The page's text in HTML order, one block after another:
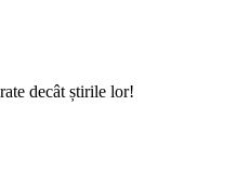
decât știrile lor!